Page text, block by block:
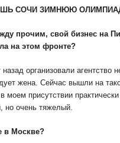
СОЧИ ЗИМНЮЮ
прочим, свой бизнес на
на этом фронте?
организовали агентство
жена. Сейчас вышли на
моем присутствии
но очень тяжелый.
в Москве?